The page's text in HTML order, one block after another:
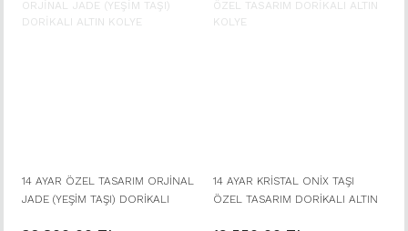
14 AYAR ÖZEL TASARIM ORJİNAL
JADE (YEŞİM TAŞI) DORİKALI
14 AYAR KRİSTAL ONİX TAŞI
ÖZEL TASARIM DORİKALI ALTIN